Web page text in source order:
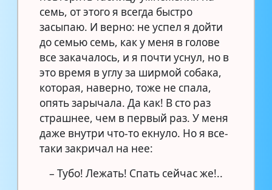
семь, от этого я всегда быстро
засыпаю. И верно: не успел я дойти
до семью семь, как у меня в голове
все закачалось, и я почти уснул, но в
это время в углу за ширмой собака,
которая, наверно, тоже не спала,
опять зарычала. Да как! В сто раз
страшнее, чем в первый раз. У меня
даже внутри что-то екнуло. Но я все-
таки закричал на нее:
– Тубо! Лежать! Спать сейчас же!..